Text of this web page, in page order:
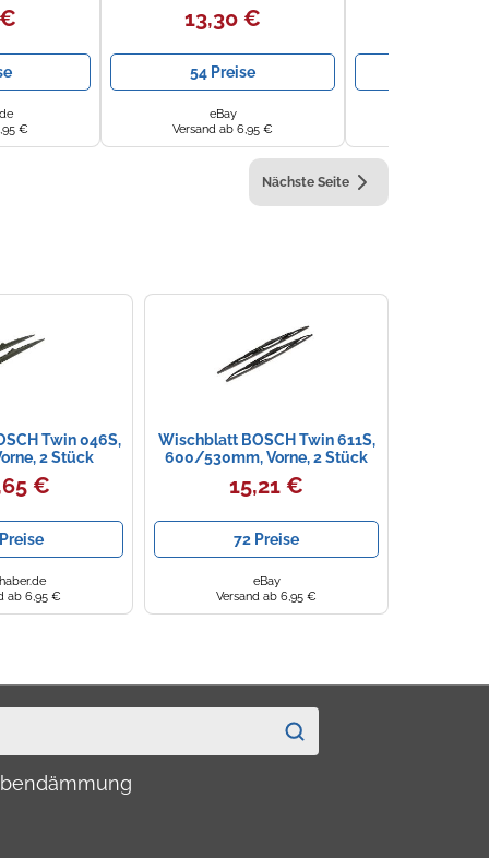
€
13,30 €
54 Preise
eBay
Versand ab 6,95 €
Nächste Seite
Twin 046S,
2 Stück
€
ab 6,95 €
Wischblatt BOSCH Twin 611S,
600/530mm, Vorne, 2 Stück
15,21 €
72 Preise
eBay
Versand ab 6,95 €